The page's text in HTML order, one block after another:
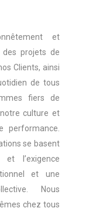
et
projets de
Clients, ainsi
de tous
fiers de
culture et
performance.
se basent
l’exigence
et une
Nous
chez tous